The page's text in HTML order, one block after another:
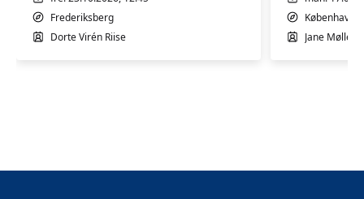
Frederiksberg
Dorte Virén Riise
København
Jane